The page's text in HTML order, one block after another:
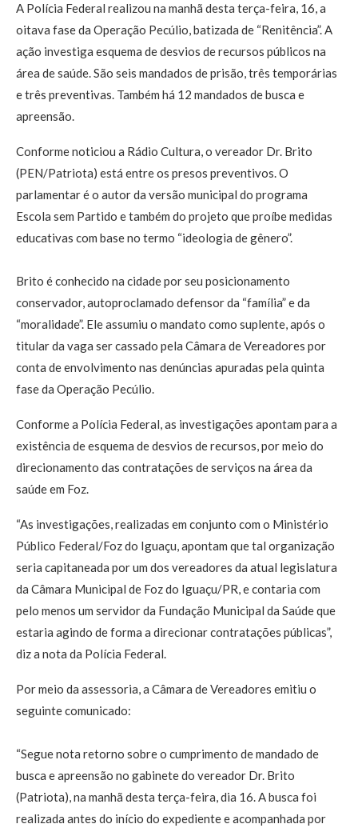
A Polícia Federal realizou na manhã desta terça-feira, 16, a
oitava fase da Operação Pecúlio, batizada de “Renitência”. A
ação investiga esquema de desvios de recursos públicos na
área de saúde. São seis mandados de prisão, três temporárias
e três preventivas. Também há 12 mandados de busca e
apreensão.
Conforme noticiou a Rádio Cultura, o vereador Dr. Brito
(PEN/Patriota) está entre os presos preventivos. O
parlamentar é o autor da versão municipal do programa
Escola sem Partido e também do projeto que proíbe medidas
educativas com base no termo “ideologia de gênero”.
Brito é conhecido na cidade por seu posicionamento
conservador, autoproclamado defensor da “família” e da
“moralidade”. Ele assumiu o mandato como suplente, após o
titular da vaga ser cassado pela Câmara de Vereadores por
conta de envolvimento nas denúncias apuradas pela quinta
fase da Operação Pecúlio.
Conforme a Polícia Federal, as investigações apontam para a
existência de esquema de desvios de recursos, por meio do
direcionamento das contratações de serviços na área da
saúde em Foz.
“As investigações, realizadas em conjunto com o Ministério
Público Federal/Foz do Iguaçu, apontam que tal organização
seria capitaneada por um dos vereadores da atual legislatura
da Câmara Municipal de Foz do Iguaçu/PR, e contaria com
pelo menos um servidor da Fundação Municipal da Saúde que
estaria agindo de forma a direcionar contratações públicas”,
diz a nota da Polícia Federal.
Por meio da assessoria, a Câmara de Vereadores emitiu o
seguinte comunicado:
“Segue nota retorno sobre o cumprimento de mandado de
busca e apreensão no gabinete do vereador Dr. Brito
(Patriota), na manhã desta terça-feira, dia 16. A busca foi
realizada antes do início do expediente e acompanhada por